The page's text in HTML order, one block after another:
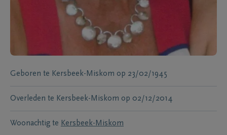
Geboren te Kersbeek-Miskom op 23/02/1945
Overleden te Kersbeek-Miskom op 02/12/2014
Woonachtig te Kersbeek-Miskom